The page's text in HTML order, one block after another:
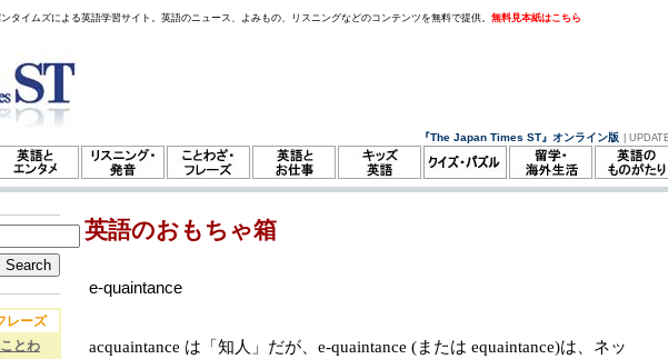
タイムズによる英語学習サイト。英語のニュース、よみもの、リスニングなどのコンテンツを無料で提供。 無料見本紙はこちら
『The Japan Times ST』オンライン版 |
レーズ
とわ
英語のおもちゃ箱
e-quaintance
acquaintance は「知人」だが、e-quaintance (または equaintance)は、ネッ